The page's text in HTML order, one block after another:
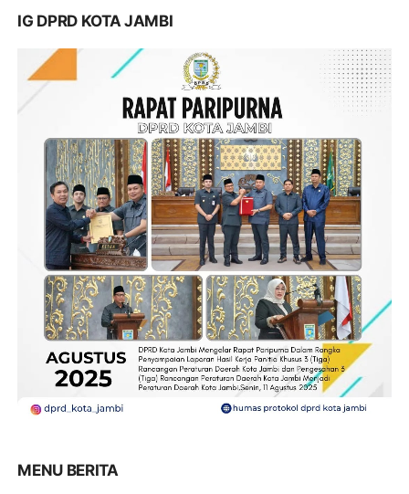
IG DPRD KOTA JAMBI
MENU BERITA